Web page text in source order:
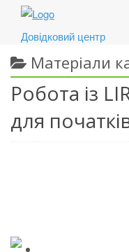
Довідковий центр
Матеріали
Робота із
для